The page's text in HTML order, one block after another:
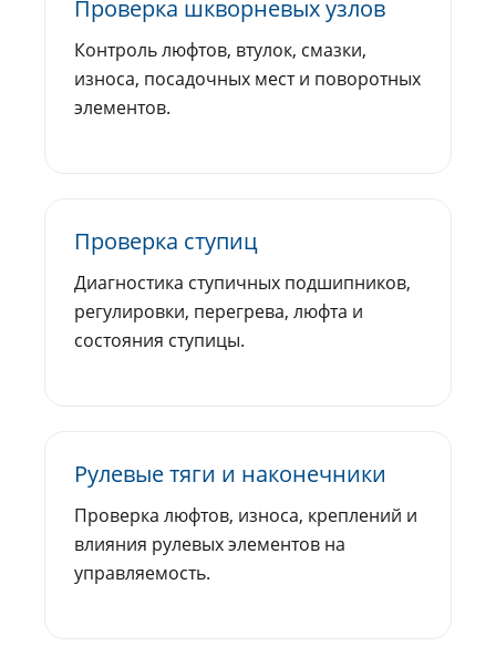
Проверка шкворневых узлов
Контроль люфтов, втулок, смазки,
износа, посадочных мест и поворотных
элементов.
Проверка ступиц
Диагностика ступичных подшипников,
регулировки, перегрева, люфта и
состояния ступицы.
Рулевые тяги и наконечники
Проверка люфтов, износа, креплений и
влияния рулевых элементов на
управляемость.